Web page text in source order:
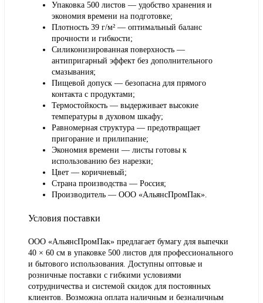
Упаковка 500 листов — удобство хранения и
экономия времени на подготовке;
Плотность 39 г/м² — оптимальный баланс
прочности и гибкости;
Силиконизированная поверхность —
антипригарный эффект без дополнительного
смазывания;
Пищевой допуск — безопасна для прямого
контакта с продуктами;
Термостойкость — выдерживает высокие
температуры в духовом шкафу;
Равномерная структура — предотвращает
пригорание и прилипание;
Экономия времени — листы готовы к
использованию без нарезки;
Цвет — коричневый;
Страна производства — Россия;
Производитель — ООО «АльянсПромПак».
Условия поставки
ООО «АльянсПромПак» предлагает бумагу для выпечки
40 × 60 см в упаковке 500 листов для профессионального
и бытового использования. Доступны оптовые и
розничные поставки с гибкими условиями
сотрудничества и системой скидок для постоянных
клиентов. Возможна оплата наличным и безналичным